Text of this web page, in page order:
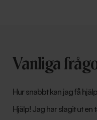
Vanliga
Hur snabbt kan jag få
Hjälp! Jag har slagit ut en